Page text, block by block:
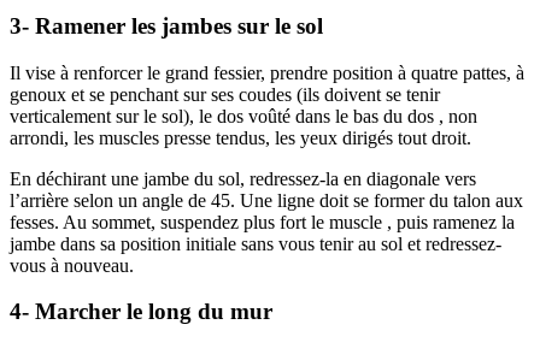
3- Ramener les jambes sur le sol
Il vise à renforcer le grand fessier, prendre position à quatre pattes, à
genoux et se penchant sur ses coudes (ils doivent se tenir
verticalement sur le sol), le dos voûté dans le bas du dos , non
arrondi, les muscles presse tendus, les yeux dirigés tout droit.
En déchirant une jambe du sol, redressez-la en diagonale vers
l’arrière selon un angle de 45. Une ligne doit se former du talon aux
fesses. Au sommet, suspendez plus fort le muscle , puis ramenez la
jambe dans sa position initiale sans vous tenir au sol et redressez-
vous à nouveau.
4- Marcher le long du mur